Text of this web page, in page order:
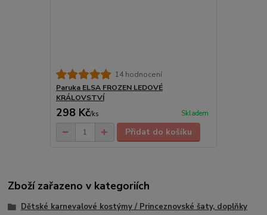
14 hodnocení
Paruka ELSA FROZEN LEDOVÉ
KRÁLOVSTVÍ
298 Kč/ks Skladem
Přidat do košíku
Zboží zařazeno v kategoriích
Dětské karnevalové kostýmy / Princeznovské šaty, doplňky